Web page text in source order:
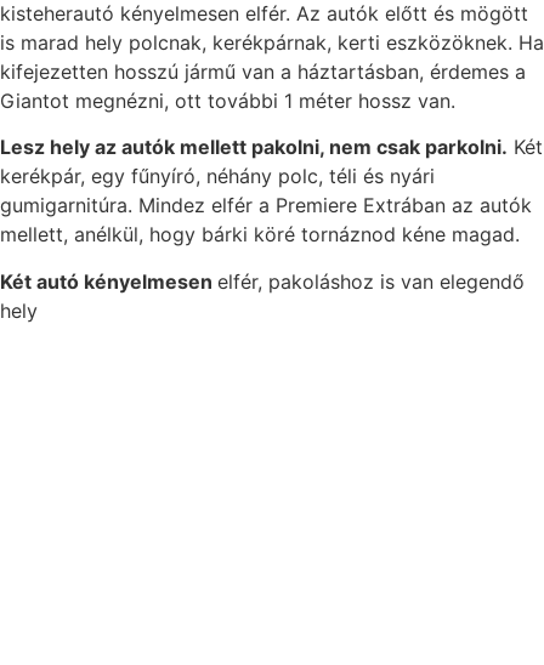
kisteherautó kényelmesen elfér. Az autók előtt és mögött
is marad hely polcnak, kerékpárnak, kerti eszközöknek. Ha
kifejezetten hosszú jármű van a háztartásban, érdemes a
Giantot megnézni, ott további 1 méter hossz van.
Lesz hely az autók mellett pakolni, nem csak parkolni. Két
kerékpár, egy fűnyíró, néhány polc, téli és nyári
gumigarnitúra. Mindez elfér a Premiere Extrában az autók
mellett, anélkül, hogy bárki köré tornáznod kéne magad.
Két autó kényelmesen elfér, pakoláshoz is van elegendő
hely